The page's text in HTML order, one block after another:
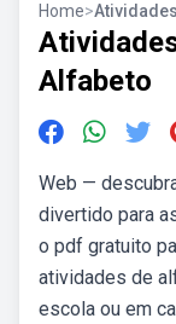
Home>
Alfabeto
Web —
divertido para
o pdf gratuito
atividades de
escola ou em